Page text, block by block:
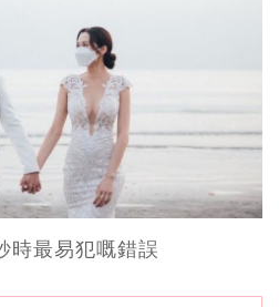
時最易犯嘅錯誤